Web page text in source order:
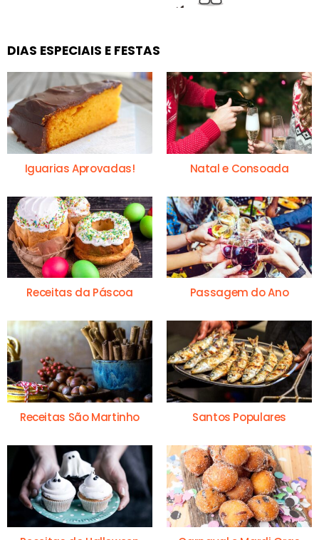
DIAS ESPECIAIS E FESTAS
Iguarias Aprovadas! Natal e Consoada
Receitas da Páscoa Passagem do Ano
Receitas São Martinho Santos Populares